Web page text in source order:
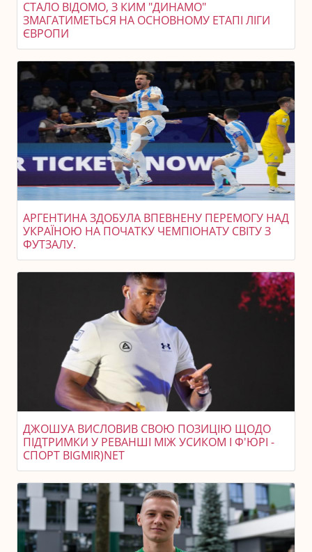
СТАЛО ВІДОМО, З КИМ "ДИНАМО"
ЗМАГАТИМЕТЬСЯ НА ОСНОВНОМУ ЕТАПІ ЛІГИ
ЄВРОПИ
АРГЕНТИНА ЗДОБУЛА ВПЕВНЕНУ ПЕРЕМОГУ НАД
УКРАЇНОЮ НА ПОЧАТКУ ЧЕМПІОНАТУ СВІТУ З
ФУТЗАЛУ.
ДЖОШУА ВИСЛОВИВ СВОЮ ПОЗИЦІЮ ЩОДО
ПІДТРИМКИ У РЕВАНШІ МІЖ УСИКОМ І Ф'ЮРІ -
СПОРТ BIGMIR)NET